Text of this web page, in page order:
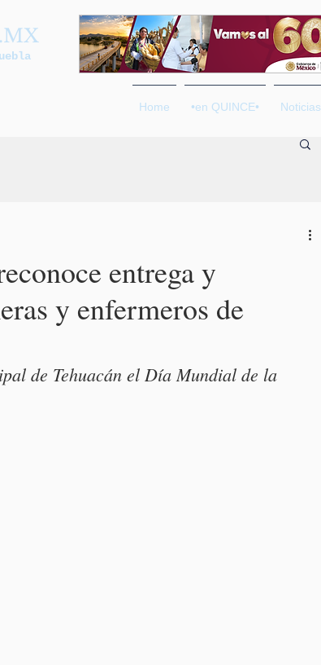
.MX
Home •en QUINCE• Noticias
entrega y
y enfermeros de
de Tehuacán el Día Mundial de la